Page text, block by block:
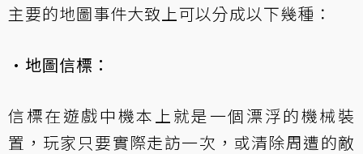
主要的地圖事件大致上可以分成以下幾種：
·地圖信標：
信標在遊戲中機本上就是一個漂浮的機械裝
置，玩家只要實際走訪一次，或清除周遭的敵